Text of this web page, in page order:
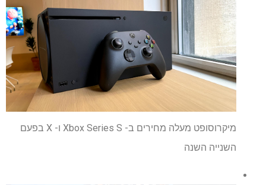
מיקרוסופט מעלה מחירים ב- Xbox Series S ו- X בפעם
השנייה השנה